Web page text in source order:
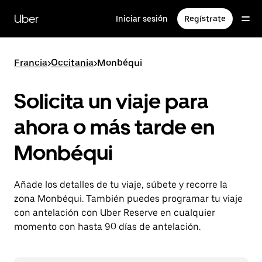
contenido
principal
Uber Iniciar sesión Regístrate
Francia>Occitania>Monbéqui
Solicita un viaje para
ahora o más tarde en
Monbéqui
Añade los detalles de tu viaje, súbete y recorre la
zona Monbéqui. También puedes programar tu viaje
con antelación con Uber Reserve en cualquier
momento con hasta 90 días de antelación.